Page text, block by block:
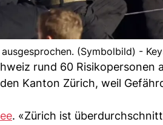
(Symbolbild) -
rund 60 Risikopersonen
Kanton Zürich, weil
. «Zürich ist